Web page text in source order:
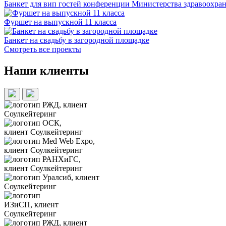
Банкет для вип гостей конференции Министерства
Фуршет на выпускной 11 класса
Банкет на свадьбу в загородной площадке
Смотреть все проекты
Наши клиенты